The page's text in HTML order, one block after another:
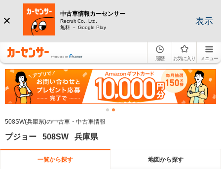
中古車情報カーセンサー
Recruit Co., Ltd.
無料 － Google Play
表示
履歴 お気に入り メニュー
508SW(兵庫県)の中古車・中古車情報
プジョー 508SW 兵庫県
一覧から探す 地図から探す